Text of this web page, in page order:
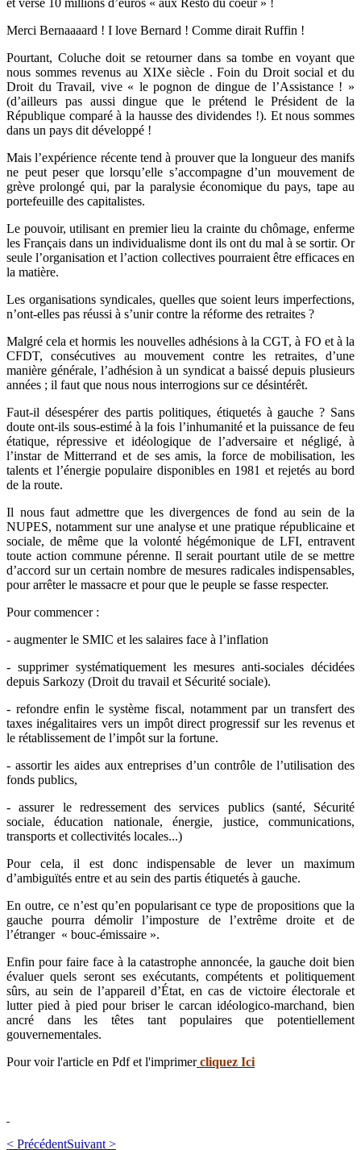
Merci Bernaaaard ! I love Bernard ! Comme dirait Ruffin !
Pourtant, Coluche doit se retourner dans sa tombe en voyant que
nous sommes revenus au XIXe siècle . Foin du Droit social et du
Droit du Travail, vive « le pognon de dingue de l’Assistance ! »
(d’ailleurs pas aussi dingue que le prétend le Président de la
République comparé à la hausse des dividendes !). Et nous sommes
dans un pays dit développé !
Mais l’expérience récente tend à prouver que la longueur des manifs
ne peut peser que lorsqu’elle s’accompagne d’un mouvement de
grève prolongé qui, par la paralysie économique du pays, tape au
portefeuille des capitalistes.
Le pouvoir, utilisant en premier lieu la crainte du chômage, enferme
les Français dans un individualisme dont ils ont du mal à se sortir. Or
seule l’organisation et l’action collectives pourraient être efficaces en
la matière.
Les organisations syndicales, quelles que soient leurs imperfections,
n’ont-elles pas réussi à s’unir contre la réforme des retraites ?
Malgré cela et hormis les nouvelles adhésions à la CGT, à FO et à la
CFDT, consécutives au mouvement contre les retraites, d’une
manière générale, l’adhésion à un syndicat a baissé depuis plusieurs
années ; il faut que nous nous interrogions sur ce désintérêt.
Faut-il désespérer des partis politiques, étiquetés à gauche ? Sans
doute ont-ils sous-estimé à la fois l’inhumanité et la puissance de feu
étatique, répressive et idéologique de l’adversaire et négligé, à
l’instar de Mitterrand et de ses amis, la force de mobilisation, les
talents et l’énergie populaire disponibles en 1981 et rejetés au bord
de la route.
Il nous faut admettre que les divergences de fond au sein de la
NUPES, notamment sur une analyse et une pratique républicaine et
sociale, de même que la volonté hégémonique de LFI, entravent
toute action commune pérenne. Il serait pourtant utile de se mettre
d’accord sur un certain nombre de mesures radicales indispensables,
pour arrêter le massacre et pour que le peuple se fasse respecter.
Pour commencer :
- augmenter le SMIC et les salaires face à l’inflation
- supprimer systématiquement les mesures anti-sociales décidées
depuis Sarkozy (Droit du travail et Sécurité sociale).
- refondre enfin le système fiscal, notamment par un transfert des
taxes inégalitaires vers un impôt direct progressif sur les revenus et
le rétablissement de l’impôt sur la fortune.
- assortir les aides aux entreprises d’un contrôle de l’utilisation des
fonds publics,
- assurer le redressement des services publics (santé, Sécurité
sociale, éducation nationale, énergie, justice, communications,
transports et collectivités locales...)
Pour cela, il est donc indispensable de lever un maximum
d’ambiguïtés entre et au sein des partis étiquetés à gauche.
En outre, ce n’est qu’en popularisant ce type de propositions que la
gauche pourra démolir l’imposture de l’extrême droite et de
l’étranger « bouc-émissaire ».
Enfin pour faire face à la catastrophe annoncée, la gauche doit bien
évaluer quels seront ses exécutants, compétents et politiquement
sûrs, au sein de l’appareil d’État, en cas de victoire électorale et
lutter pied à pied pour briser le carcan idéologico-marchand, bien
ancré dans les têtes tant populaires que potentiellement
gouvernementales.
Pour voir l'article en Pdf et l'imprimercliquez Ici
< PrécédentSuivant >